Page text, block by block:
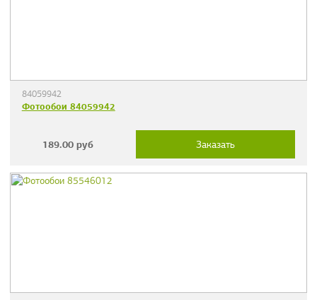
84059942
Фотообои 84059942
189.00 руб Заказать